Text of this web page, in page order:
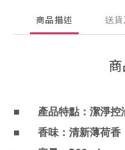
商品描述 送
■
產品特點：潔淨控
■
香味：清新薄荷香